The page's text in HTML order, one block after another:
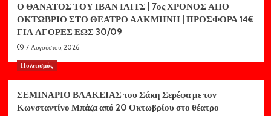
Ο ΘΑΝΑΤΟΣ ΤΟΥ ΙΒΑΝ ΙΛΙΤΣ | 7ος ΧΡΟΝΟΣ ΑΠΟ
ΟΚΤΩΒΡΙΟ ΣΤΟ ΘΕΑΤΡΟ ΑΛΚΜΗΝΗ | ΠΡΟΣΦΟΡΑ 14€
ΓΙΑ ΑΓΟΡΕΣ ΕΩΣ 30/09
7 Αυγούστου, 2026
Πολιτισμός
ΣΕΜΙΝΑΡΙΟ ΒΛΑΚΕΙΑΣ του Σάκη Σερέφα με τον
Κωνσταντίνο Μπάζα από 20 Οκτωβρίου στο θέατρο